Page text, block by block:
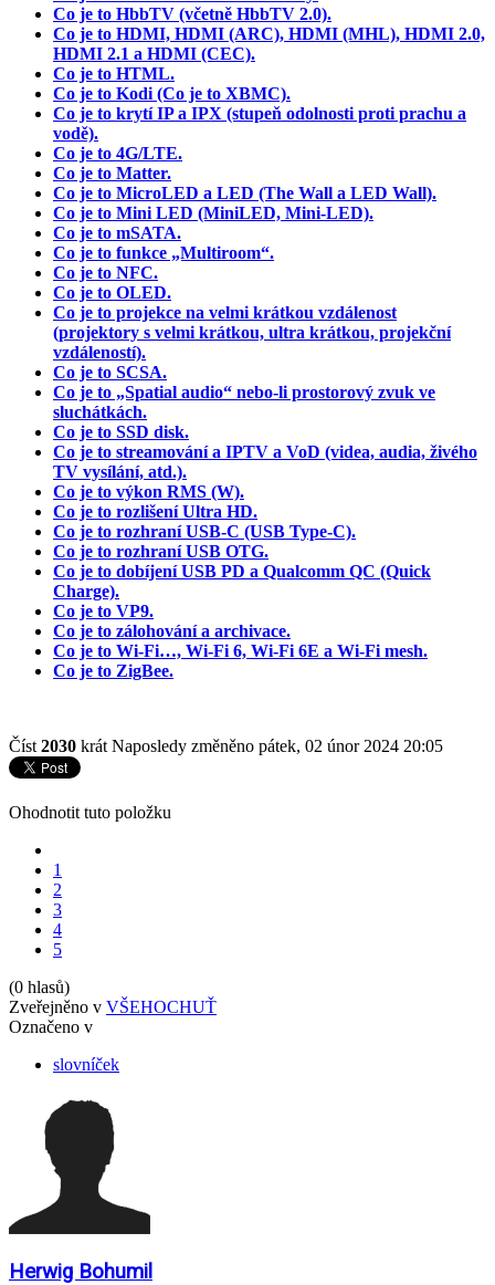
Co je to HbbTV (včetně HbbTV 2.0).
Co je to HDMI, HDMI (ARC), HDMI (MHL), HDMI 2.0,
HDMI 2.1 a HDMI (CEC).
Co je to HTML.
Co je to Kodi (Co je to XBMC).
Co je to krytí IP a IPX (stupeň odolnosti proti prachu a
vodě).
Co je to 4G/LTE.
Co je to Matter.
Co je to MicroLED a LED (The Wall a LED Wall).
Co je to Mini LED (MiniLED, Mini-LED).
Co je to mSATA.
Co je to funkce „Multiroom“.
Co je to NFC.
Co je to OLED.
Co je to projekce na velmi krátkou vzdálenost
(projektory s velmi krátkou, ultra krátkou, projekční
vzdáleností).
Co je to SCSA.
Co je to „Spatial audio“ nebo-li prostorový zvuk ve
sluchátkách.
Co je to SSD disk.
Co je to streamování a IPTV a VoD (videa, audia, živého
TV vysílání, atd.).
Co je to výkon RMS (W).
Co je to rozlišení Ultra HD.
Co je to rozhraní USB-C (USB Type-C).
Co je to rozhraní USB OTG.
Co je to dobíjení USB PD a Qualcomm QC (Quick
Charge).
Co je to VP9.
Co je to zálohování a archivace.
Co je to Wi-Fi…, Wi-Fi 6, Wi-Fi 6E a Wi-Fi mesh.
Co je to ZigBee.
Číst 2030 krát Naposledy změněno pátek, 02 únor 2024 20:05
Ohodnotit tuto položku
1
2
3
4
5
(0 hlasů)
Zveřejněno v VŠEHOCHUŤ
Označeno v
slovníček
Herwig Bohumil